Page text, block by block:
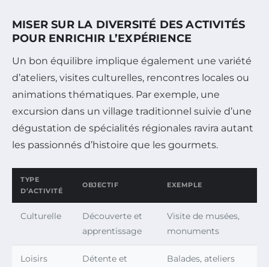
MISER SUR LA DIVERSITÉ DES ACTIVITÉS
POUR ENRICHIR L’EXPÉRIENCE
Un bon équilibre implique également une variété
d’ateliers, visites culturelles, rencontres locales ou
animations thématiques. Par exemple, une
excursion dans un village traditionnel suivie d’une
dégustation de spécialités régionales ravira autant
les passionnés d’histoire que les gourmets.
TYPE
D’ACTIVITÉ
OBJECTIF EXEMPLE
Culturelle
Découverte et
apprentissage
Visite de musées,
monuments
Loisirs
Détente et
Balades, ateliers